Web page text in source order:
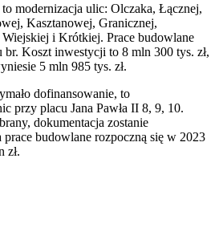
modernizacja ulic: Olczaka, Łącznej,
Kasztanowej, Granicznej,
i Krótkiej. Prace budowlane
br. Koszt inwestycji to 8 mln 300 tys. zł,
5 mln 985 tys. zł.
dofinansowanie, to
przy placu Jana Pawła II 8, 9, 10.
dokumentacja zostanie
budowlane rozpoczną się w 2023
zł.